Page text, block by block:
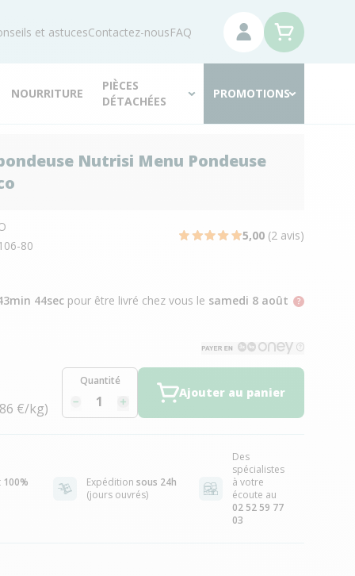
et astucesContactez-nousFAQ
NOURRITURE
PIÈCES
DÉTACHÉES
PROMOTIONS
Nutrisi Menu Pondeuse
80
5,00 (2 avis)
43secpour être livré chez vous le samedi 8 août
€/kg)
Quantité
Ajouter au panier
100%
Expédition sous 24h
(jours ouvrés)
Des
spécialistes
à votre
écoute au
02 52 59 77
03